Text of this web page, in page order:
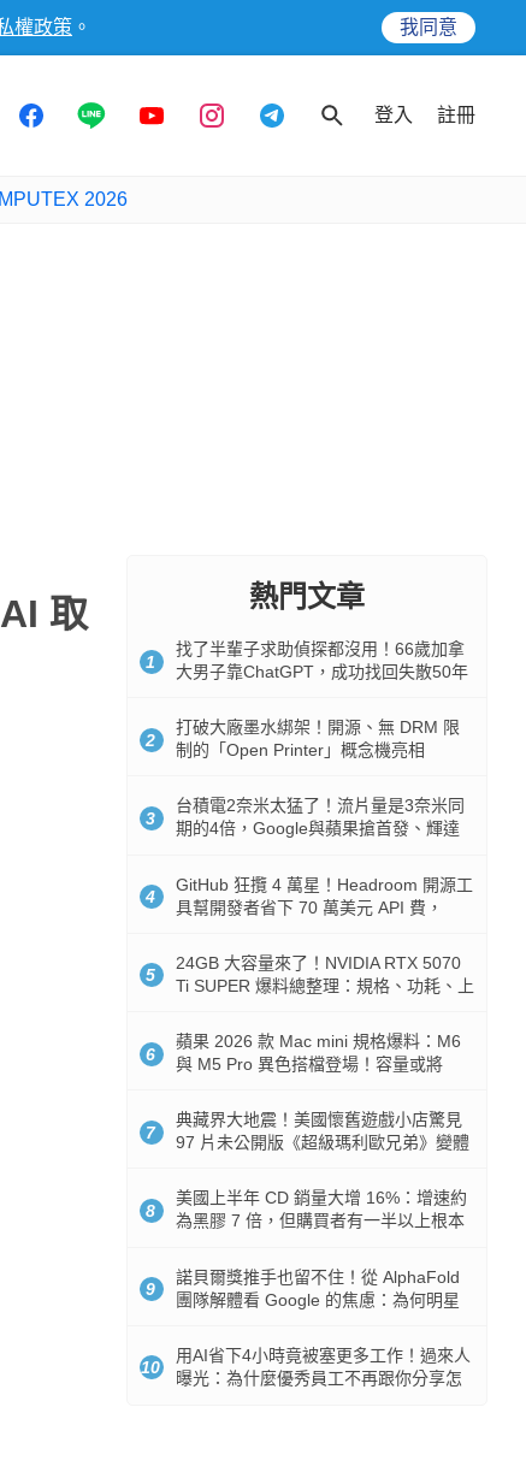
權政策 。 我同意
登入 註冊
2026
取
熱門文章
1
找了半輩子求助偵探都沒用！66歲加拿
大男子靠ChatGPT，成功找回失散50年
2
打破大廠墨水綁架！開源、無 DRM 限
制的「Open Printer」概念機亮相
3
台積電2奈米太猛了！流片量是3奈米同
期的4倍，Google與蘋果搶首發、輝達
4
GitHub 狂攬 4 萬星！Headroom 開源工
具幫開發者省下 70 萬美元 API 費，
5
24GB 大容量來了！NVIDIA RTX 5070
Ti SUPER 爆料總整理：規格、功耗、上
6
蘋果 2026 款 Mac mini 規格爆料：M6
與 M5 Pro 異色搭檔登場！容量或將
7
典藏界大地震！美國懷舊遊戲小店驚見
97 片未公開版《超級瑪利歐兄弟》變體
8
美國上半年 CD 銷量大增 16%：增速約
為黑膠 7 倍，但購買者有一半以上根本
9
諾貝爾獎推手也留不住！從 AlphaFold
團隊解體看 Google 的焦慮：為何明星
10
用AI省下4小時竟被塞更多工作！過來人
曝光：為什麼優秀員工不再跟你分享怎